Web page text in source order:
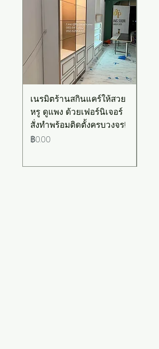
เนรมิตร้านสกินแคร์ให้สวย
หรู ดูแพง ด้วยเฟอร์นิเจอร์
สั่งทำพร้อมติดตั้งครบวงจร!
ราคา
฿0.00